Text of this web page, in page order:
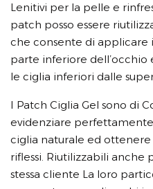
Lenitivi per la pelle e
patch posso essere
che consente di
parte inferiore
le ciglia inferiori dalle
I Patch Ciglia Gel sono di
evidenziare
ciglia naturale ed ottenere
riflessi. Riutilizzabili anche
stessa cliente La loro